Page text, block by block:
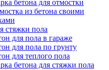
бетона для отмостки
из бетона своими
стяжки пола
для пола в гараже
для пола по грунту
для теплого пола
бетона для стяжки пола